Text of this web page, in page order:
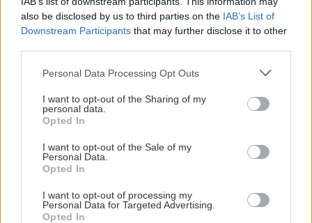
also be disclosed by us to third parties on the IAB’s List of
Downstream Participants that may further disclose it to other
Personal Data Processing Opt Outs
I want to opt-out of the Sharing of my
personal data.
Opted In
I want to opt-out of the Sale of my
Personal Data.
Opted In
I want to opt-out of processing my
Personal Data for Targeted Advertising.
Opted In
ΠΟΛΙΤΙΚΗ
διαγωνισμός μεταξύ
υπουργών»
Κικίλια - Γεωργιάδη
13:35 | 31/03/2025